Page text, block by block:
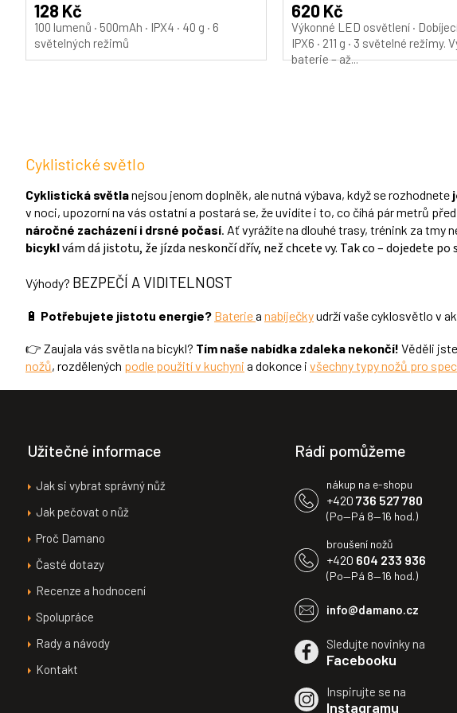
128 Kč
100 lumenů · 500mAh · IPX4 · 40 g · 6
světelných režimů
je
5,0
z
620 Kč
Výkonné LED osvětlení ·
IPX6 · 211 g · 3 světelné režimy.
baterie – až...
í
p
r
v
ý
p
i
s
u
Cyklistické světlo
Cyklistická světlanejsou jenom doplněk, ale nutná výbava, když se rozhodnete
v noci, upozorní na vás ostatní a postará se, že uvidíte i to, co číhá pár metrů
náročné zacházení i drsné počasí . Ať vyrážíte na dlouhé trasy, trénink za tmy
bicyklvám dá jistotu, že jízda neskončí dřív, než chcete vy. Tak co – dojedete
Výhody? BEZPEČÍ A VIDITELNOST
🔋 Potřebujete jistotu energie? Bateriea nabíječkyudrží vaše cyklosvětlo v
👉 Zaujala vás světla na bicykl? Tím naše nabídka zdaleka nekončí! Věděli
nožů, rozdělených podle použití v kuchyni a dokonce i všechny typy nožů pro
Užitečné informace
Jak si vybrat správný nůž
Jak pečovat o nůž
Proč Damano
Časté dotazy
Recenze a hodnocení
Spolupráce
Rady a návody
Kontakt
Rádi pomůžeme
nákup na e-shopu
+420 736 527 780
(Po—Pá 8—16 hod.)
broušení nožů
+420 604 233 936
(Po—Pá 8—16 hod.)
info@damano.cz
Sledujte novinky na
Facebooku
Inspirujte se na
Instagramu